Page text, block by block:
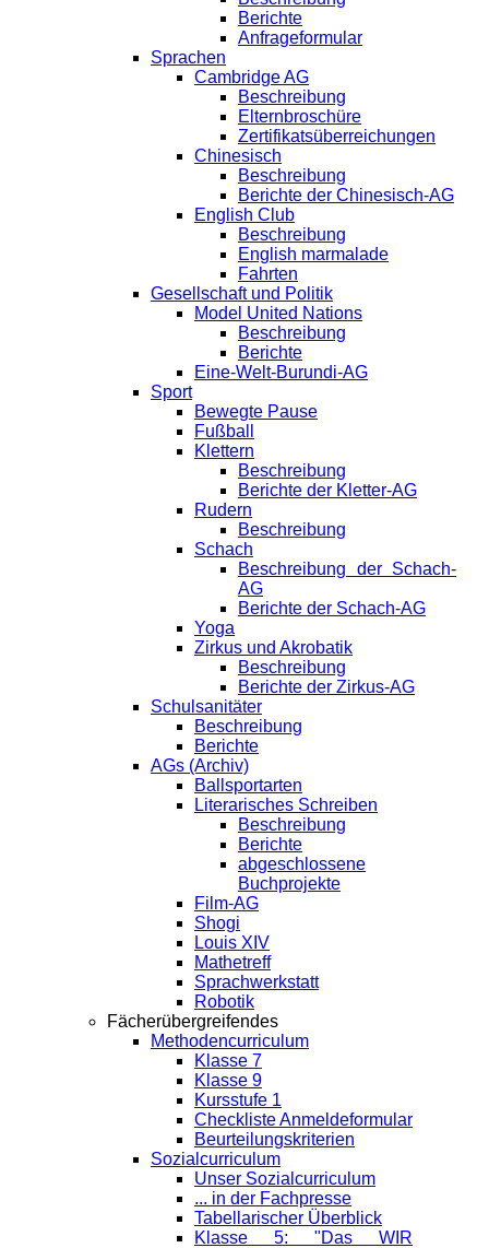
Berichte
Anfrageformular
Sprachen
Cambridge AG
Beschreibung
Elternbroschüre
Zertifikatsüberreichungen
Chinesisch
Beschreibung
Berichte der Chinesisch-AG
English Club
Beschreibung
English marmalade
Fahrten
Gesellschaft und Politik
Model United Nations
Beschreibung
Berichte
Eine-Welt-Burundi-AG
Sport
Bewegte Pause
Fußball
Klettern
Beschreibung
Berichte der Kletter-AG
Rudern
Beschreibung
Schach
Beschreibung der Schach-
AG
Berichte der Schach-AG
Yoga
Zirkus und Akrobatik
Beschreibung
Berichte der Zirkus-AG
Schulsanitäter
Beschreibung
Berichte
AGs (Archiv)
Ballsportarten
Literarisches Schreiben
Beschreibung
Berichte
abgeschlossene
Buchprojekte
Film-AG
Shogi
Louis XIV
Mathetreff
Sprachwerkstatt
Robotik
Fächerübergreifendes
Methodencurriculum
Klasse 7
Klasse 9
Kursstufe 1
Checkliste Anmeldeformular
Beurteilungskriterien
Sozialcurriculum
Unser Sozialcurriculum
... in der Fachpresse
Tabellarischer Überblick
Klasse 5: "Das WIR